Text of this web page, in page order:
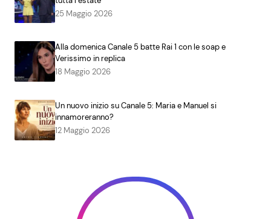
25 Maggio 2026
Alla domenica Canale 5 batte Rai 1 con le soap e
Verissimo in replica
18 Maggio 2026
Un nuovo inizio su Canale 5: Maria e Manuel si
innamoreranno?
12 Maggio 2026